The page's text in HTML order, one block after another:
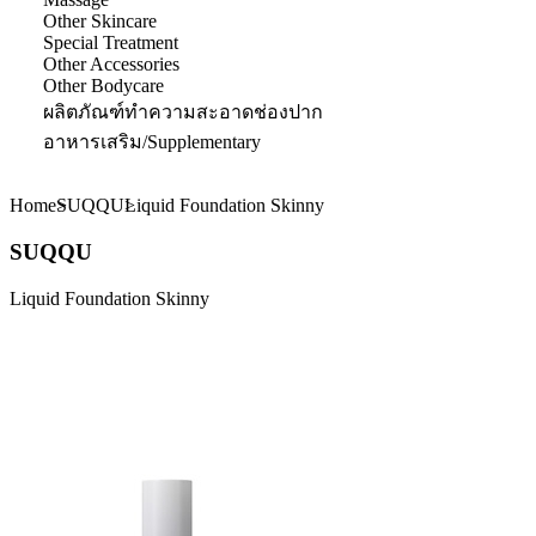
Other Skincare
Special Treatment
Other Accessories
Other Bodycare
ผลิตภัณฑ์ทำความสะอาดช่องปาก
อาหารเสริม/Supplementary
HomeSUQQULiquid Foundation Skinny
SUQQU
Liquid Foundation Skinny